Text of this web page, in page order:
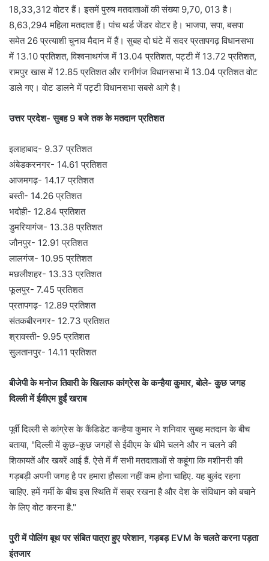
18,33,312 वोटर हैं। इसमें पुरुष मतदाताओं की संख्या 9,70, 013 है।
8,63,294 महिला मतदाता हैं। पांच थर्ड जेंडर वाेटर है। भाजपा, सपा, बसपा
समेत 26 प्रत्याशी चुनाव मैदान में हैं। सुबह दो घंटे में सदर प्रतापगढ़ विधानसभा
में 13.10 प्रतिशत, विश्वनाथगंज में 13.04 प्रतिशत, पट्टी में 13.72 प्रतिशत,
रामपुर खास में 12.85 प्रतिशत और रानीगंज विधानसभा में 13.04 प्रतिशत वोट
डाले गए। वोट डालने में पट्टी विधानसभा सबसे आगे है।
उत्तर प्रदेश- सुबह 9 बजे तक के मतदान प्रतिशत
इलाहाबाद- 9.37 प्रतिशत
अंबेडकरनगर- 14.61 प्रतिशत
आजमगढ़- 14.17 प्रतिशत
बस्ती- 14.26 प्रतिशत
भदोही- 12.84 प्रतिशत
डुमरियागंज- 13.38 प्रतिशत
जौनपुर- 12.91 प्रतिशत
लालगंज- 10.95 प्रतिशत
मछलीशहर- 13.33 प्रतिशत
फूलपुर- 7.45 प्रतिशत
प्रतापगढ़- 12.89 प्रतिशत
संतकबीरनगर- 12.73 प्रतिशत
श्रावस्ती- 9.95 प्रतिशत
सुलतानपुर- 14.11 प्रतिशत
बीजेपी के मनोज तिवारी के खिलाफ कांग्रेस के कन्हैया कुमार, बोले- कुछ जगह
दिल्ली में ईवीएम हुईं खराब
पूर्वी दिल्ली से कांग्रेस के कैंडिडेट कन्हैया कुमार ने शनिवार सुबह मतदान के बीच
बताया, "दिल्ली में कुछ-कुछ जगहों से ईवीएम के धीमे चलने और न चलने की
शिकायतें और खबरें आई हैं. ऐसे में मैं सभी मतदाताओं से कहूंगा कि मशीनरी की
गड़बड़ी अपनी जगह है पर हमारा हौसला नहीं कम होना चाहिए. यह बुलंद रहना
चाहिए. हमें गर्मी के बीच इस स्थिति में सब्र रखना है और देश के संविधान को बचाने
के लिए वोट करना है."
पुरी में पोलिंग बूथ पर संबित पात्रा हुए परेशान, गड़बड़ EVM के चलते करना पड़ता
इंतजार